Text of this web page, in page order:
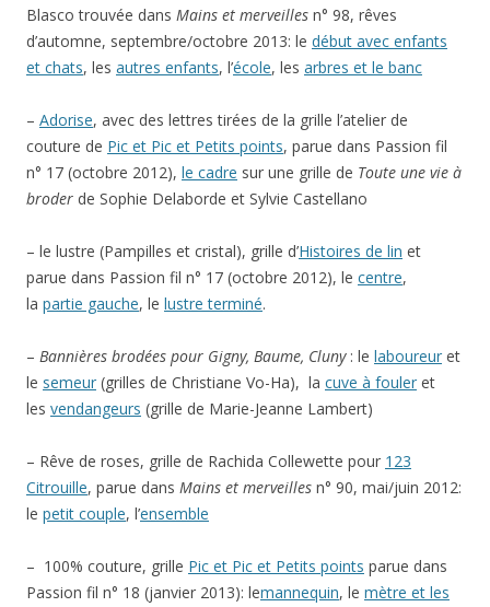
Blasco trouvée dans Mains et merveilles n° 98, rêves
d’automne, septembre/octobre 2013: le début avec enfants
et chats, les autres enfants, l’école, les arbres et le banc
– Adorise, avec des lettres tirées de la grille l’atelier de
couture de Pic et Pic et Petits points, parue dans Passion fil
n° 17 (octobre 2012), le cadre sur une grille de Toute une vie à
broder de Sophie Delaborde et Sylvie Castellano
– le lustre (Pampilles et cristal), grille d’Histoires de lin et
parue dans Passion fil n° 17 (octobre 2012), le centre,
la partie gauche, le lustre terminé.
– Bannières brodées pour Gigny, Baume, Cluny : le laboureur et
le semeur (grilles de Christiane Vo-Ha), la cuve à fouler et
les vendangeurs (grille de Marie-Jeanne Lambert)
– Rêve de roses, grille de Rachida Collewette pour 123
Citrouille, parue dans Mains et merveilles n° 90, mai/juin 2012:
le petit couple, l’ensemble
– 100% couture, grille Pic et Pic et Petits points parue dans
Passion fil n° 18 (janvier 2013): lemannequin, le mètre et les